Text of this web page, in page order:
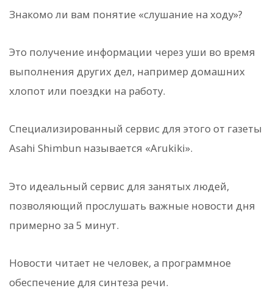
Знакомо ли вам понятие «слушание на ходу»?
Это получение информации через уши во время
выполнения других дел, например домашних
хлопот или поездки на работу.
Специализированный сервис для этого от газеты
Asahi Shimbun называется «Arukiki».
Это идеальный сервис для занятых людей,
позволяющий прослушать важные новости дня
примерно за 5 минут.
Новости читает не человек, а программное
обеспечение для синтеза речи.